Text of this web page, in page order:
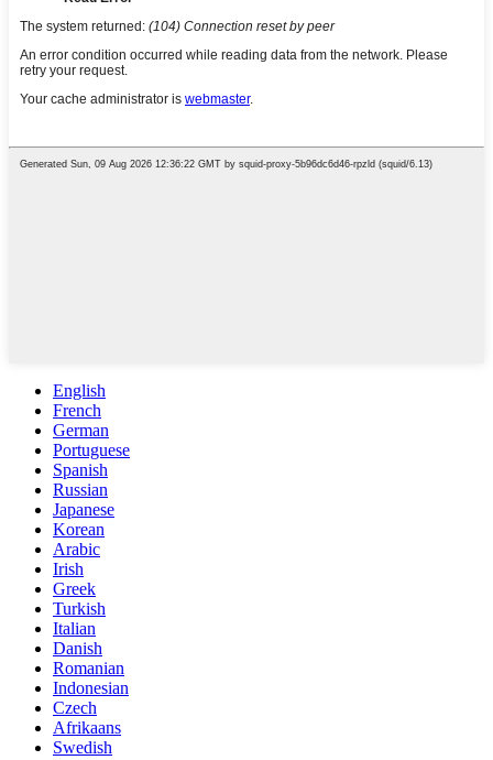
English
French
German
Portuguese
Spanish
Russian
Japanese
Korean
Arabic
Irish
Greek
Turkish
Italian
Danish
Romanian
Indonesian
Czech
Afrikaans
Swedish